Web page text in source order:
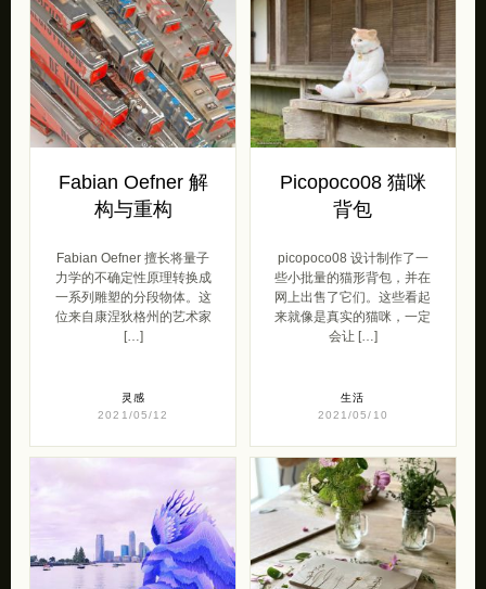
Fabian Oefner 解
构与重构
Fabian Oefner 擅长将量子
力学的不确定性原理转换成
一系列雕塑的分段物体。这
位来自康涅狄格州的艺术家
[…]
灵感
2021/05/12
Picopoco08 猫咪
背包
picopoco08 设计制作了一
些小批量的猫形背包，并在
网上出售了它们。这些看起
来就像是真实的猫咪，一定
会让 […]
生活
2021/05/10